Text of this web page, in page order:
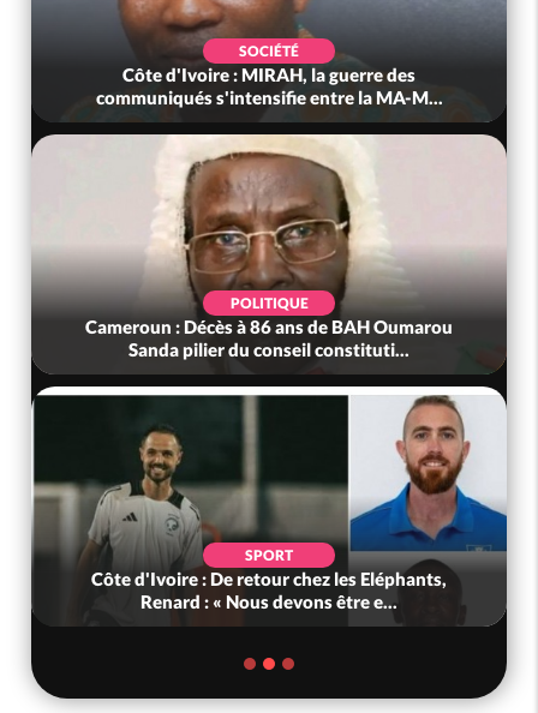
SOCIÉTÉ
Côte d'Ivoire : MIRAH, la guerre des
communiqués s'intensifie entre la MA-M...
POLITIQUE
Cameroun : Décès à 86 ans de BAH Oumarou
Sanda pilier du conseil constituti...
SPORT
Côte d'Ivoire : De retour chez les Eléphants,
Renard : « Nous devons être e...